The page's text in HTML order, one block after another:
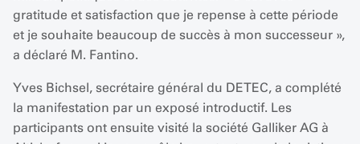
gratitude et satisfaction que je repense à cette période
et je souhaite beaucoup de succès à mon successeur »,
a déclaré M. Fantino.
Yves Bichsel, secrétaire général du DETEC, a complété
la manifestation par un exposé introductif. Les
participants ont ensuite visité la société Galliker AG à